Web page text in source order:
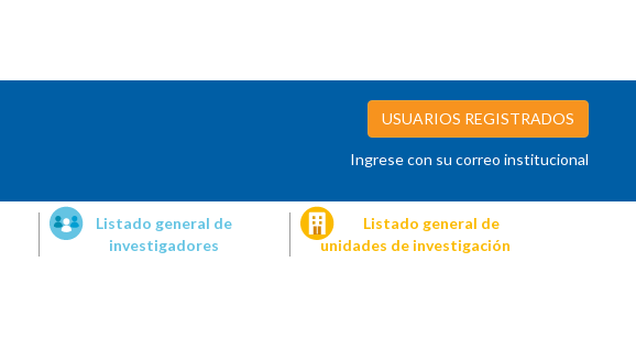
USUARIOS REGISTRADOS
Ingrese con su correo institucional
Listado general de
investigadores
Listado general de
unidades de investigación